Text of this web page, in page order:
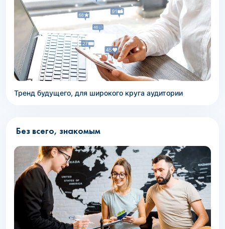
Тренд будущего, для широкого круга аудитории
Без всего, знакомым